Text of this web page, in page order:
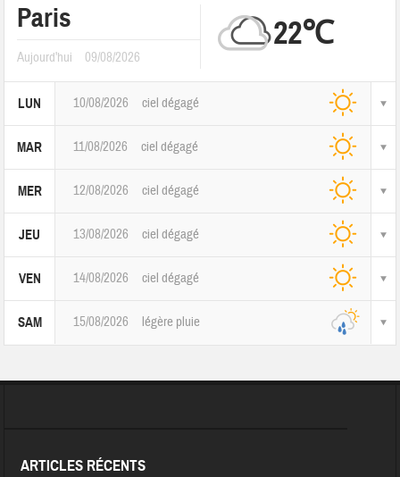
Paris
Aujourd'hui 09/08/2026
22℃
LUN 10/08/2026 ciel dégagé
MAR 11/08/2026 ciel dégagé
MER 12/08/2026 ciel dégagé
JEU 13/08/2026 ciel dégagé
VEN 14/08/2026 ciel dégagé
SAM 15/08/2026 légère pluie
ARTICLES RÉCENTS